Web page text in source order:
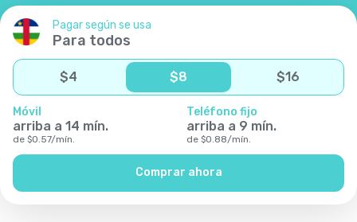
Pagar según se usa
Para todos
$4 $8 $16
Móvil
arriba a 14 mín.
de $0.57/mín.
Teléfono fijo
arriba a 9 mín.
de $0.88/mín.
Comprar ahora